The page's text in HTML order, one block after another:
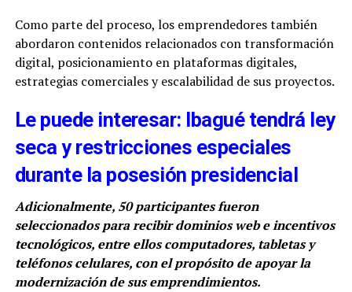
Como parte del proceso, los emprendedores también
abordaron contenidos relacionados con transformación
digital, posicionamiento en plataformas digitales,
estrategias comerciales y escalabilidad de sus proyectos.
Le puede interesar: Ibagué tendrá ley
seca y restricciones especiales
durante la posesión presidencial
Adicionalmente, 50 participantes fueron
seleccionados para recibir dominios web e incentivos
tecnológicos, entre ellos computadores, tabletas y
teléfonos celulares, con el propósito de apoyar la
modernización de sus emprendimientos.